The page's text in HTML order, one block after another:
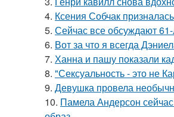
4. Ксения Собчак
5. Сейчас все обсуждают
6. Вот за что я всегда
7. Ханна и пашу показали
8. "Сексуальность - это не
9. Девушка провела
10. Памела Андерсон